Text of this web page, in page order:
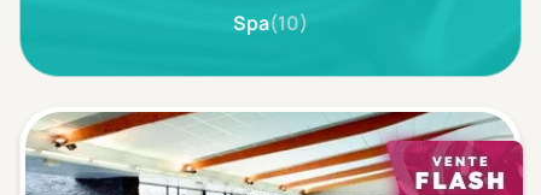
Accès à l'espace bien-être
(1)
Beauté & anti-âge
(0)
Silhouette, Minceur
(0)
Spa(10)